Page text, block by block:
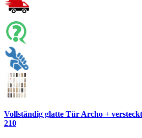
Vollständig glatte Tür Archo +
210